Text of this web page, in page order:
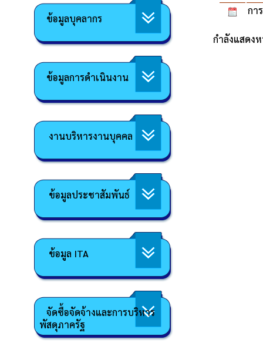
ข้อมูลบุคลากร
ข้อมูลการดำเนินงาน
งานบริหารงานบุคคล
ข้อมูลประชาสัมพันธ์
ข้อมูล ITA
จัดซื้อจัดจ้างและการบริหาร
พัสดุภาครัฐ
กา
กำลังแสดง